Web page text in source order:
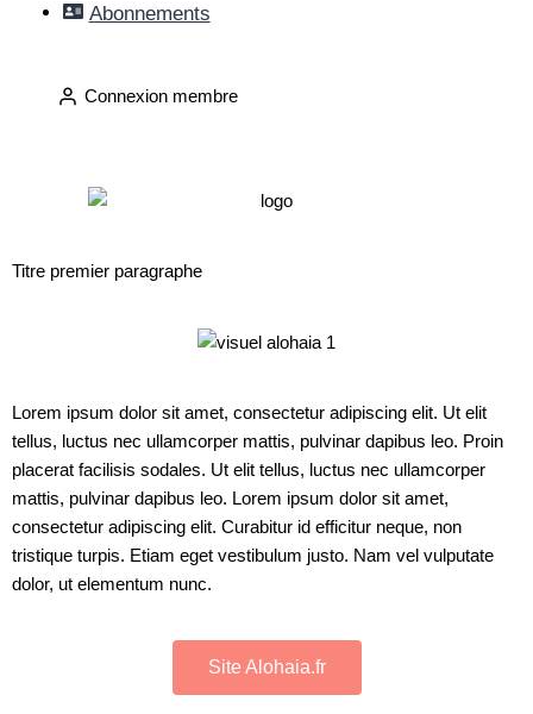
Abonnements
Connexion membre
Titre premier paragraphe
Lorem ipsum dolor sit amet, consectetur adipiscing elit. Ut elit
tellus, luctus nec ullamcorper mattis, pulvinar dapibus leo. Proin
placerat facilisis sodales. Ut elit tellus, luctus nec ullamcorper
mattis, pulvinar dapibus leo. Lorem ipsum dolor sit amet,
consectetur adipiscing elit. Curabitur id efficitur neque, non
tristique turpis. Etiam eget vestibulum justo. Nam vel vulputate
dolor, ut elementum nunc.
Site Alohaia.fr